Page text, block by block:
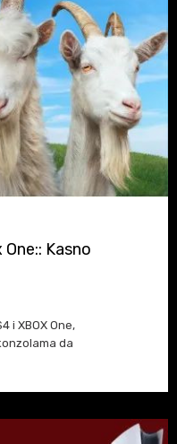
Kasno
i XBOX One,
da